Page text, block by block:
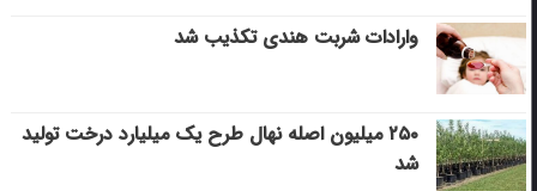
وارادات شربت هندی تکذیب شد
۲۵۰ میلیون اصله نهال طرح یک میلیارد درخت تولید
شد